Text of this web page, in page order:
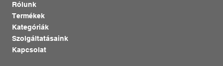
Rólunk
Termékek
Kategóriák
Szolgáltatásaink
Kapcsolat